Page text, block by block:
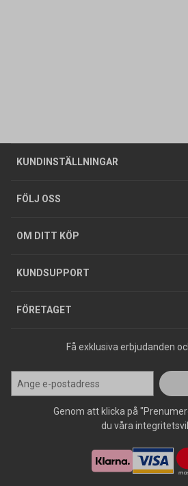
KUNDINSTÄLLNINGAR
Företagskund / Privatkund
FÖLJ OSS
OM DITT KÖP
Allmänna försäljningsvillkor
Integritetspolicy
GDPR
KUNDSUPPORT
Butiker
Foldrar och kataloger
Köpguider
Varumärken
FÖRETAGET
Om oss
Tjänster
Hållbarhet
Jobba hos oss
Press
Få exklusiva erbjudanden
Genom att klicka på
du våra